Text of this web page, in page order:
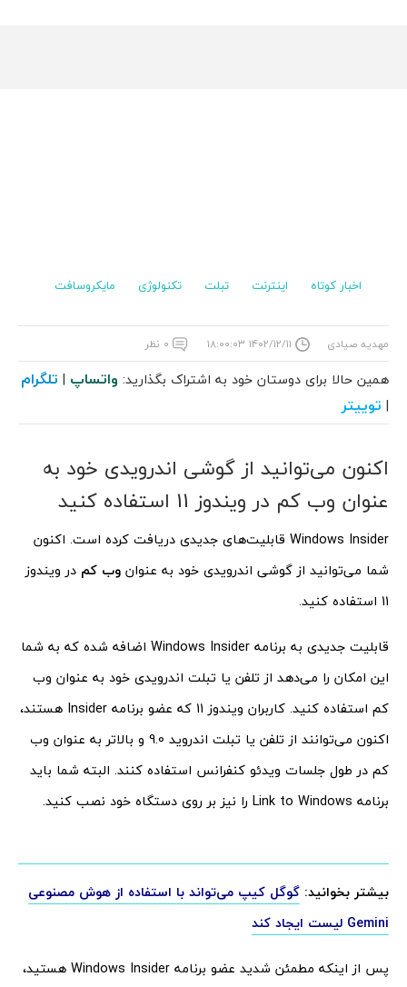
اخبار کوتاه اینترنت تبلت تکنولوژی مایکروسافت
مهدیه صیادی ۱۴۰۲/۱۲/۱۱ ۱۸:۰۰:۰۳ ۰ نظر
همین حالا برای دوستان خود به اشتراک بگذارید: واتساپ | تلگرام
| توییتر
اکنون می‌توانید از گوشی اندرویدی خود به
عنوان وب کم در ویندوز 11 استفاده کنید
Windows Insider قابلیت‌های جدیدی دریافت کرده است. اکنون
شما می‌توانید از گوشی اندرویدی خود به عنوان وب کم در ویندوز
11 استفاده کنید.
قابلیت جدیدی به برنامه Windows Insider اضافه شده که به شما
این امکان را می‌دهد از تلفن یا تبلت اندرویدی خود به عنوان وب
کم استفاده کنید. کاربران ویندوز 11 که عضو برنامه Insider هستند،
اکنون می‌توانند از تلفن یا تبلت اندروید 9.0 و بالاتر به عنوان وب
کم در طول جلسات ویدئو کنفرانس استفاده کنند. البته شما باید
برنامه Link to Windows را نیز بر روی دستگاه خود نصب کنید.
بیشتر بخوانید: گوگل کیپ می‌تواند با استفاده از هوش مصنوعی
Gemini لیست ایجاد کند
پس از اینکه مطمئن شدید عضو برنامه Windows Insider هستید،